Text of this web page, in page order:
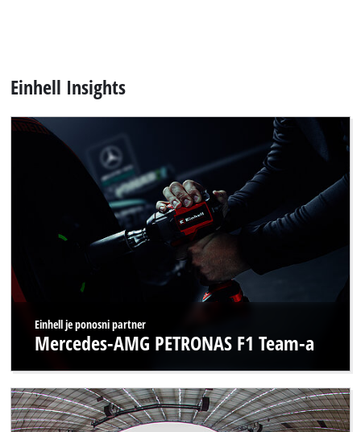
Einhell Insights
Einhell je ponosni partner
Mercedes-AMG PETRONAS F1 Team-a